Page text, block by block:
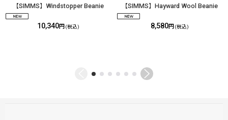
【SIMMS】Windstopper Beanie
10,340円 (税込)
【SIMMS】Hayward Wool Beanie
8,580円 (税込)